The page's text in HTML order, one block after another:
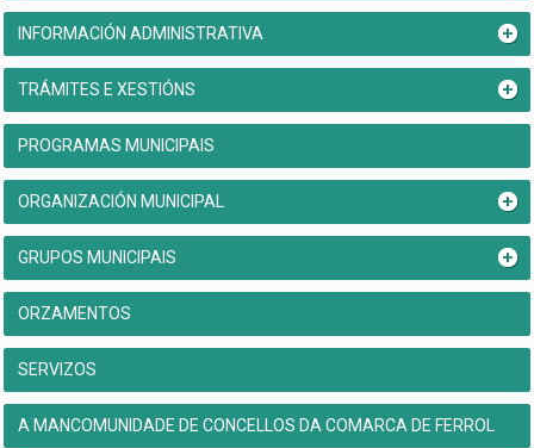
INFORMACIÓN ADMINISTRATIVA
TRÁMITES E XESTIÓNS
PROGRAMAS MUNICIPAIS
ORGANIZACIÓN MUNICIPAL
GRUPOS MUNICIPAIS
ORZAMENTOS
SERVIZOS
A MANCOMUNIDADE DE CONCELLOS DA COMARCA DE FERROL